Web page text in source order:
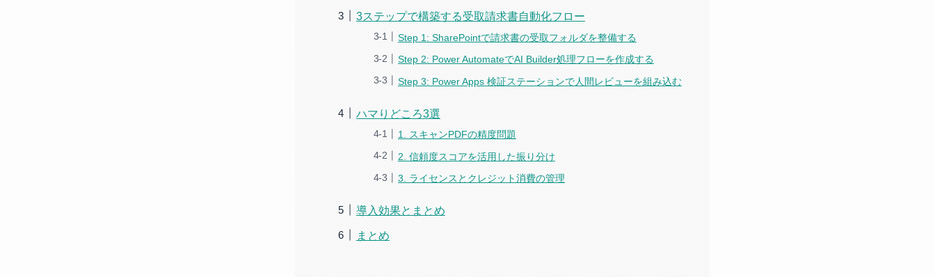
3ステップで構築する受取請求書自動化フロー
Step 1: SharePointで請求書の受取フォルダを整備する
Step 2: Power AutomateでAI Builder処理フローを作成する
Step 3: Power Apps 検証ステーションで人間レビューを組み込む
ハマりどころ3選
1. スキャンPDFの精度問題
2. 信頼度スコアを活用した振り分け
3. ライセンスとクレジット消費の管理
導入効果とまとめ
まとめ